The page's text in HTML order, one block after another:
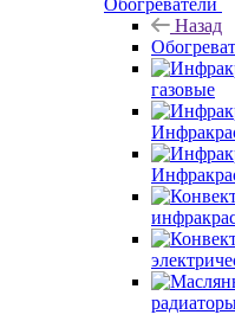
Обогреватели
Назад
газовые